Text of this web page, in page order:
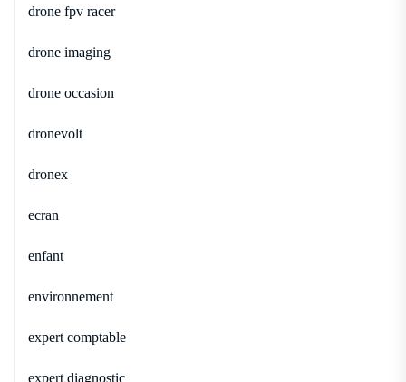
drone fpv racer
drone imaging
drone occasion
dronevolt
dronex
ecran
enfant
environnement
expert comptable
expert diagnostic